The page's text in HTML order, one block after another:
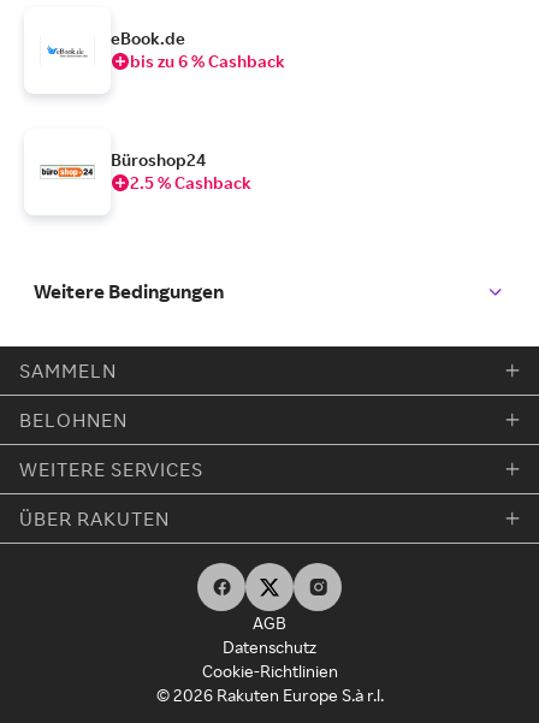
eBook.de
bis zu 6 % Cashback
Büroshop24
2.5 % Cashback
Weitere Bedingungen
SAMMELN
BELOHNEN
WEITERE SERVICES
ÜBER RAKUTEN
AGB
Datenschutz
Cookie-Richtlinien
© 2026 Rakuten Europe S.à r.l.